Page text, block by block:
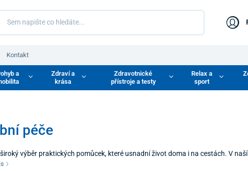
Kontakt
a
Zdraví a
krása
Zdravotnické
přístroje a testy
Relax a
sport
péče
výběr praktických pomůcek, které usnadní život doma i na cestách. V
pro pohodlí, bezpečí a jednodušší zvládání každodenních situací. Ať už hledáte